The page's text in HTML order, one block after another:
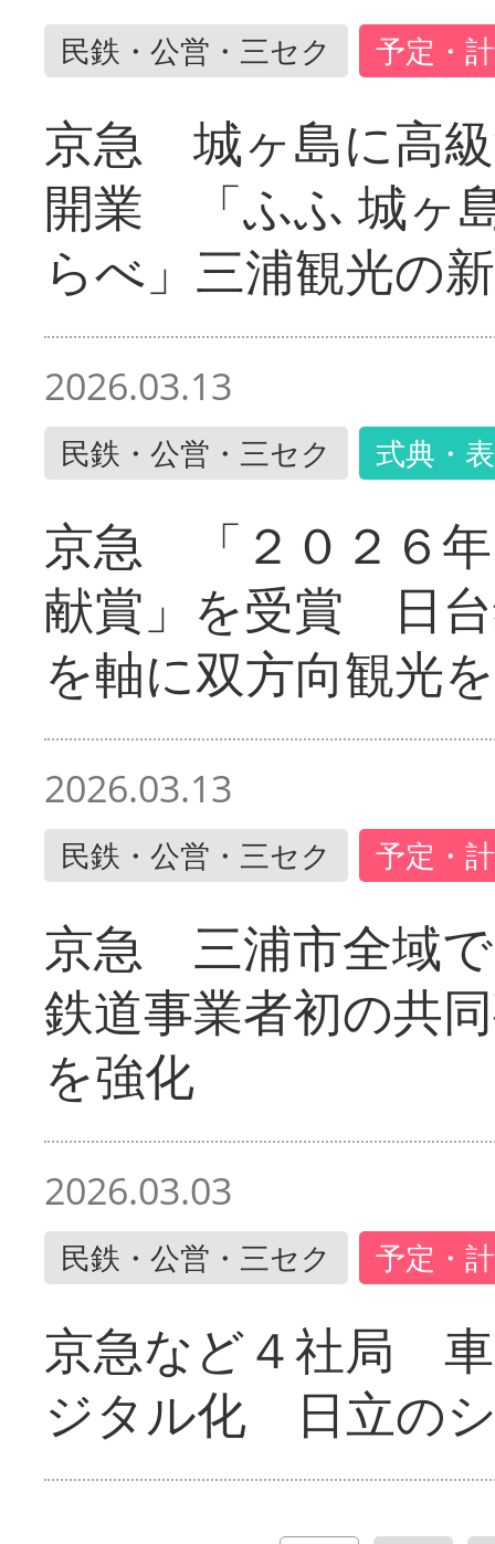
民鉄・公営・三セク 予定・
京急 城ヶ島に高
開業 「ふふ 城ヶ
らべ」三浦観光の
2026.03.13
民鉄・公営・三セク 式典・
京急 「２０２６
献賞」を受賞 日
を軸に双方向観光
2026.03.13
民鉄・公営・三セク 予定・
京急 三浦市全域
鉄道事業者初の共
を強化
2026.03.03
民鉄・公営・三セク 予定・
京急など４社局
ジタル化 日立の